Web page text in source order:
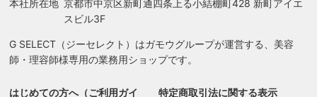
本社所在地 京都市中京区新町通四条上る小結棚町428 新町アイエ
スビル3F
G SELECT（ジーセレクト）はガモウグループが運営する、美容
師・理容師様専用の業務用ショップです。
はじめての方へ（ご利用ガイ 特定商取引法に関する表示